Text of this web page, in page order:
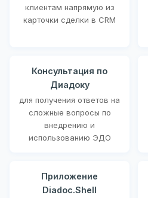
клиентам напрямую из
карточки сделки в CRM
Консультация по
Диадоку
для получения ответов на
сложные вопросы по
внедрению и
использованию ЭДО
Приложение
Diadoc.Shell